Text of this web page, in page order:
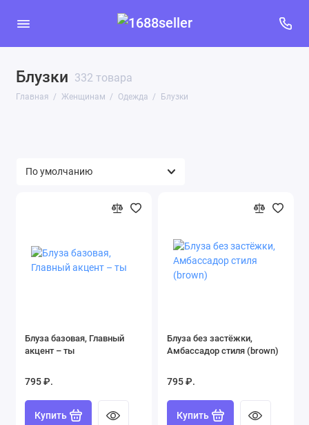
Блузки 332 товара
Главная Женщинам Одежда Блузки
Бельё (324)
Верхняя одежда (10)
Джинсы (22)
Лонгсливы (37)
Нижнее бельё (407)
Обувь (245)
Блуза базовая, Главный
акцент – ты
795 ₽.
Купить
Блуза без застёжки,
Амбассадор стиля (brown)
795 ₽.
Купить